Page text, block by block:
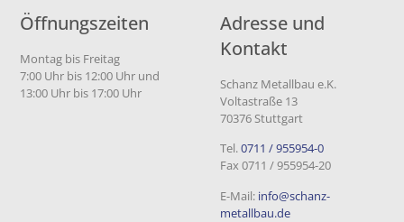
Öffnungszeiten
Montag bis Freitag
7:00 Uhr bis 12:00 Uhr und
13:00 Uhr bis 17:00 Uhr
Adresse und
Kontakt
Schanz Metallbau e.K.
Voltastraße 13
70376 Stuttgart
Tel.0711 / 955954-0
Fax 0711 / 955954-20
E-Mail: info@schanz-
metallbau.de